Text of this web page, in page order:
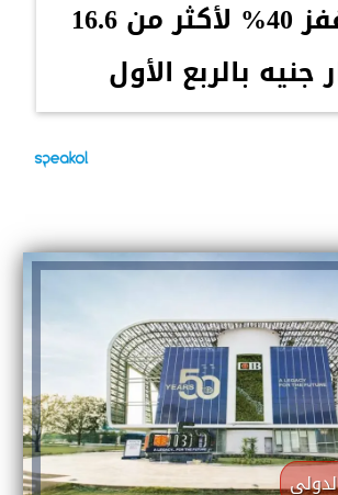
مصر تقفز 40% لأكثر من 16.6
جنيه بالربع الأول